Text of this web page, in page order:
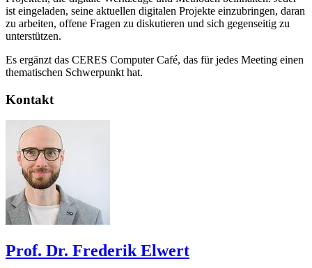
ist eingeladen, seine aktuellen digitalen Projekte einzubringen, daran
zu arbeiten, offene Fragen zu diskutieren und sich gegenseitig zu
unterstützen.
Es ergänzt das CERES Computer Café, das für jedes Meeting einen
thematischen Schwerpunkt hat.
Kontakt
Prof. Dr. Frederik Elwert